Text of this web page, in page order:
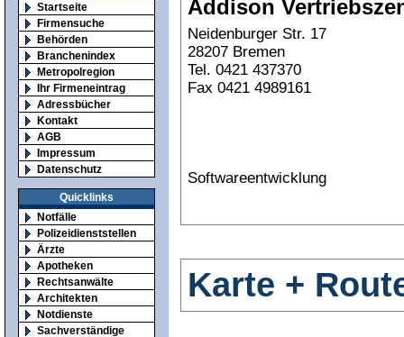
Startseite
Firmensuche
Behörden
Branchenindex
Metropolregion
Ihr Firmeneintrag
Adressbücher
Kontakt
AGB
Impressum
Datenschutz
Quicklinks
Notfälle
Polizeidienststellen
Ärzte
Apotheken
Rechtsanwälte
Architekten
Notdienste
Sachverständige
Addison
Neidenburger Str. 17
28207 Bremen
Tel. 0421 437370
Fax 0421 4989161
Softwareentwicklung
Karte +